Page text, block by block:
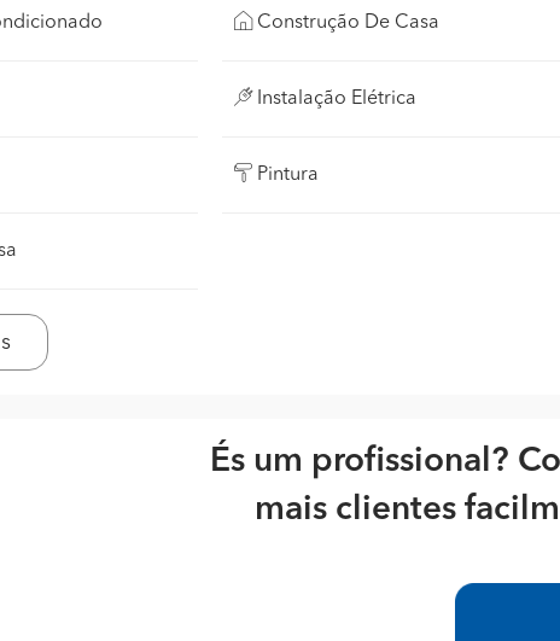
Construção De Casa
Instalação Elétrica
Pintura
És um profissional?
mais clientes